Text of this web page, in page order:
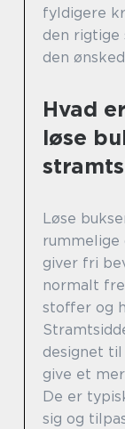
fyldigere
den
den
Hvad
løse
Løse
rummelige
giver fri
normalt
stoffer og
designet
give et
De er
sig og